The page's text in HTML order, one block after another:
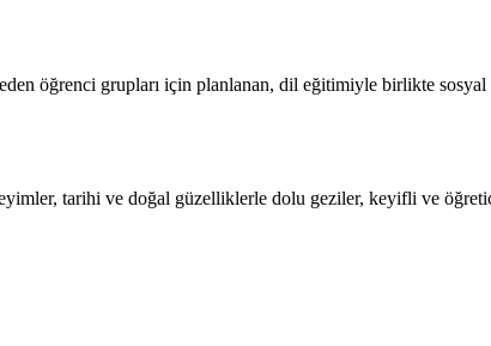
eden öğrenci grupları için planlanan, dil eğitimiyle birlikte
tarihi ve doğal güzelliklerle dolu geziler, keyifli ve